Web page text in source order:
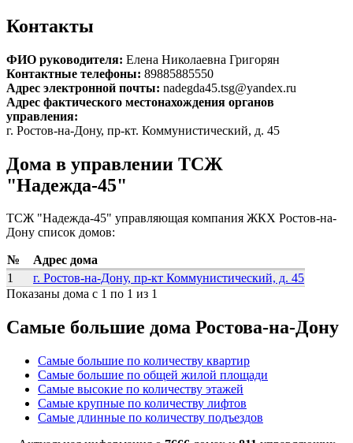
Контакты
ФИО руководителя: Елена Николаевна Григорян
Контактные телефоны: 89885885550
Адрес электронной почты: nadegda45.tsg@yandex.ru
Адрес фактического местонахождения органов
управления:
г. Ростов-на-Дону, пр-кт. Коммунистический, д. 45
Дома в управлении ТСЖ
"Надежда-45"
ТСЖ "Надежда-45" управляющая компания ЖКХ Ростов-на-
Дону список домов:
№
Адрес дома
1
г. Ростов-на-Дону, пр-кт Коммунистический, д. 45
Показаны дома с 1 по 1 из 1
Самые большие дома Ростова-на-Дону
Самые большие по количеству квартир
Самые большие по общей жилой площади
Самые высокие по количеству этажей
Самые крупные по количеству лифтов
Самые длинные по количеству подъездов